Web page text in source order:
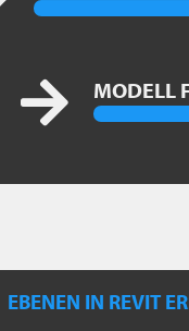
MODELL
EBENEN IN REVIT